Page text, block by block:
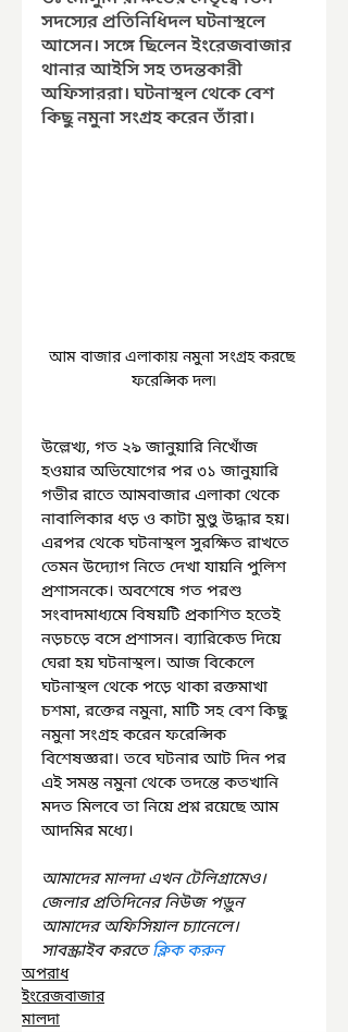
সদস্যের প্রতিনিধিদল ঘটনাস্থলে
আসেন। সঙ্গে ছিলেন ইংরেজবাজার
থানার আইসি সহ তদন্তকারী
অফিসাররা। ঘটনাস্থল থেকে বেশ
কিছু নমুনা সংগ্রহ করেন তাঁরা।
আম বাজার এলাকায় নমুনা সংগ্রহ করছে
ফরেন্সিক দল৷
উল্লেখ্য, গত ২৯ জানুয়ারি নিখোঁজ
হওয়ার অভিযোগের পর ৩১ জানুয়ারি
গভীর রাতে আমবাজার এলাকা থেকে
নাবালিকার ধড় ও কাটা মুণ্ডু উদ্ধার হয়।
এরপর থেকে ঘটনাস্থল সুরক্ষিত রাখতে
তেমন উদ্যোগ নিতে দেখা যায়নি পুলিশ
প্রশাসনকে। অবশেষে গত পরশু
সংবাদমাধ্যমে বিষয়টি প্রকাশিত হতেই
নড়চড়ে বসে প্রশাসন। ব্যারিকেড দিয়ে
ঘেরা হয় ঘটনাস্থল। আজ বিকেলে
ঘটনাস্থল থেকে পড়ে থাকা রক্তমাখা
চশমা, রক্তের নমুনা, মাটি সহ বেশ কিছু
নমুনা সংগ্রহ করেন ফরেন্সিক
বিশেষজ্ঞরা। তবে ঘটনার আট দিন পর
এই সমস্ত নমুনা থেকে তদন্তে কতখানি
মদত মিলবে তা নিয়ে প্রশ্ন রয়েছে আম
আদমির মধ্যে।
আমাদের মালদা এখন টেলিগ্রামেও।
জেলার প্রতিদিনের নিউজ পড়ুন
আমাদের অফিসিয়াল চ্যানেলে।
সাবস্ক্রাইব করতে ক্লিক করুন
অপরাধ
ইংরেজবাজার
মালদা